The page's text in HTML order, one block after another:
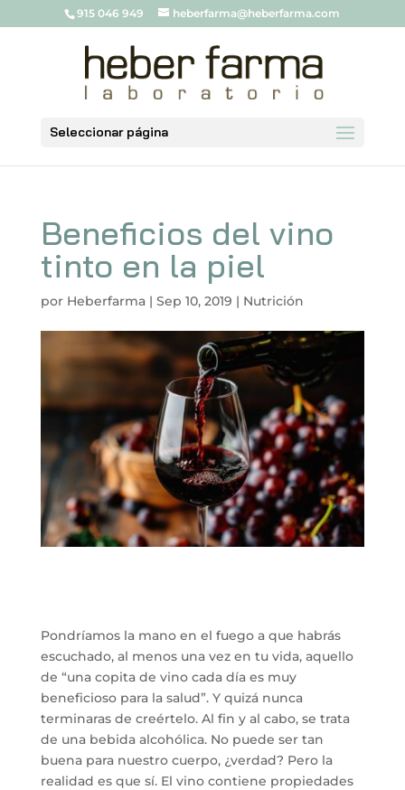
915 046 949 heberfarma@heberfarma.com
Seleccionar página
Beneficios del vino
tinto en la piel
por Heberfarma| Sep 10, 2019 | Nutrición
Pondríamos la mano en el fuego a que habrás
escuchado, al menos una vez en tu vida, aquello
de “una copita de vino cada día es muy
beneficioso para la salud”. Y quizá nunca
terminaras de creértelo. Al fin y al cabo, se trata
de una bebida alcohólica. No puede ser tan
buena para nuestro cuerpo, ¿verdad? Pero la
realidad es que sí. El vino contiene propiedades